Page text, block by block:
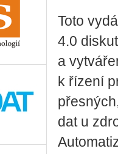
Toto
4.0
a
k řízení
dat u